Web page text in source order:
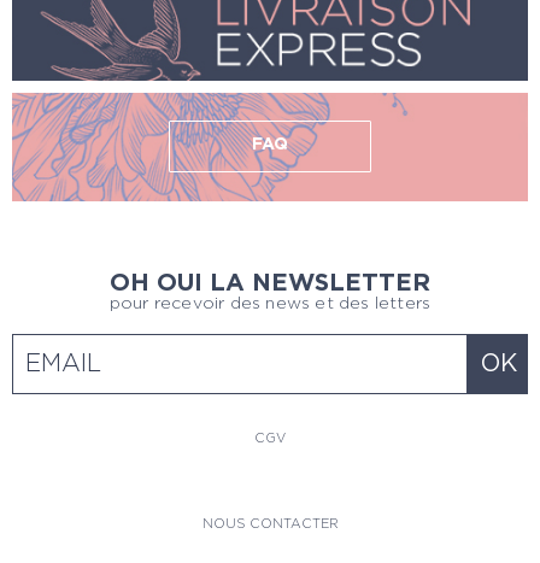
FAQ
OH OUI LA NEWSLETTER
pour recevoir des news et des letters
CGV
NOUS CONTACTER